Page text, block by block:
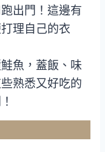
出門！這邊有
理自己的衣
魚，蓋飯、味
熟悉又好吃的